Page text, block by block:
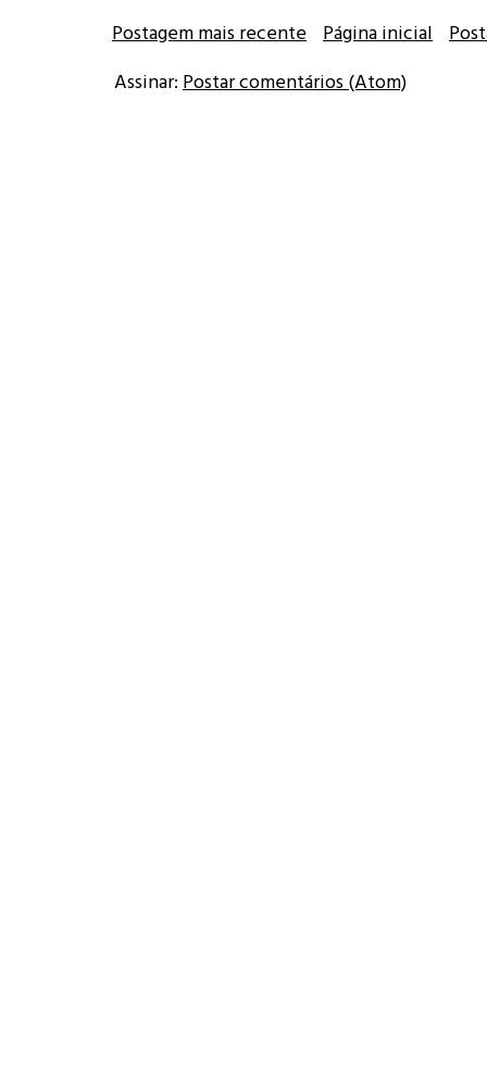
Postagem mais recente Página inicial
Assinar: Postar comentários (Atom)